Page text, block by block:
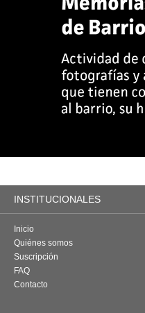
INSTITUCIONALES
Inicio
Quiénes somos
Suscripción
FAQ
Contacto